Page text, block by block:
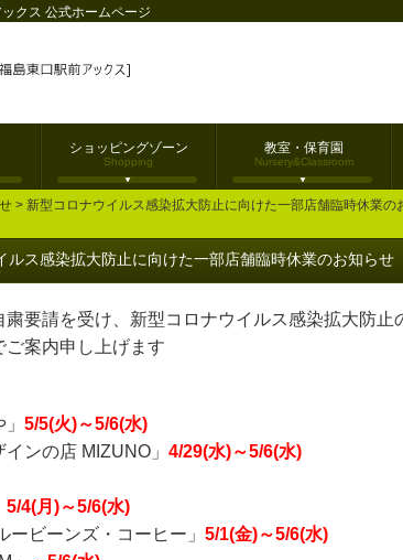
クス 公式ホームページ
ショッピングゾーン
Shopping
教室・保育園
Nursery&Classroom
> 新型コロナウイルス感染拡大防止に向けた一部店舗臨時休業の
ルス感染拡大防止に向けた一部店舗臨時休業のお知らせ
粛要請を受け、新型コロナウイルス感染拡大防止
ご案内申し上げます
5/5(火)～5/6(水)
インの店 MIZUNO」 4/29(水)～5/6(水)
5/4(月)～5/6(水)
ービーンズ・コーヒー」 5/1(金)～5/6(水)